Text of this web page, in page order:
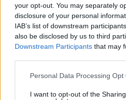
your opt-out. You may separately
disclosure of your personal
IAB’s list of downstream
also be disclosed by us to third
Downstream Participants that may
Please note that this website/app
not limited to your visit or usage
Personal Data Processing Opt
I want to opt-out of the
Η Ισπανία έλεγξε περίπου 200
την Ιταλία εν μέσω της
πριν 6 λεπτά
Το αγαπημένο τρόφιμο που
περισσότερα μικροπλαστικά
πριν 8 λεπτά
το απρόσμενο «δώρο» στους
πριν 9 λεπτά